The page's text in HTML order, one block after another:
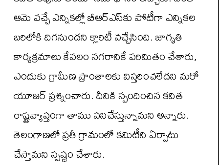
ఆమె వచ్చే ఎన్నికల్లో బీఆర్‌ఎస్‌కు పోటీగా ఎన్నికల
బరిలోకి దిగనుందని క్లారిటీ వచ్చేసింది. జాగృతి
కార్యక్రమాలు కేవలం నగరానికే పరిమితం చేశారు,
ఎందుకు గ్రామీణ ప్రాంతాలకు విస్తరించలేదని మరో
యూజర్ ప్రశ్నించారు. దీనికి స్పందించిన కవిత
రాష్ట్రవ్యాప్తంగా తాము పనిచేస్తున్నామని అన్నారు.
తెలంగాణలో ప్రతీ గ్రామంలో కమిటీని ఏర్పాటు
చేస్తామని స్పష్టం చేశారు.